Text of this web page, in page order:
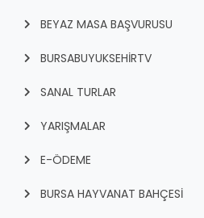
BEYAZ MASA BAŞVURUSU
BURSABUYUKSEHIRTV
SANAL TURLAR
YARIŞMALAR
E-ÖDEME
BURSA HAYVANAT BAHÇESİ